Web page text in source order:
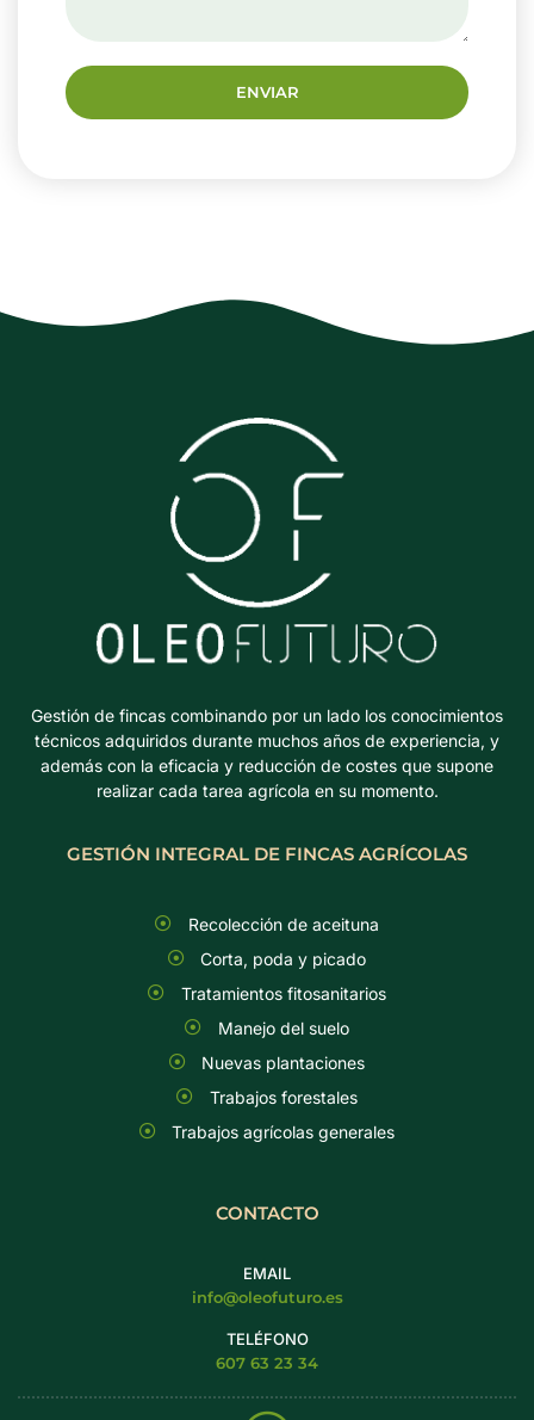
ENVIAR
Gestión de fincas combinando por un lado los conocimientos
técnicos adquiridos durante muchos años de experiencia, y
además con la eficacia y reducción de costes que supone
realizar cada tarea agrícola en su momento.
GESTIÓN INTEGRAL DE FINCAS AGRÍCOLAS
Recolección de aceituna
Corta, poda y picado
Tratamientos fitosanitarios
Manejo del suelo
Nuevas plantaciones
Trabajos forestales
Trabajos agrícolas generales
CONTACTO
EMAIL
info@oleofuturo.es
TELÉFONO
607 63 23 34